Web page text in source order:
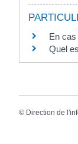
En
Quel
© Direction de